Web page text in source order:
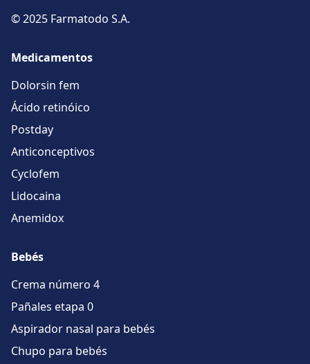
© 2025 Farmatodo S.A.
Medicamentos
Dolorsin fem
Ácido retinóico
Postday
Anticonceptivos
Cyclofem
Lidocaina
Anemidox
Bebés
Crema número 4
Pañales etapa 0
Aspirador nasal para bebés
Chupo para bebés